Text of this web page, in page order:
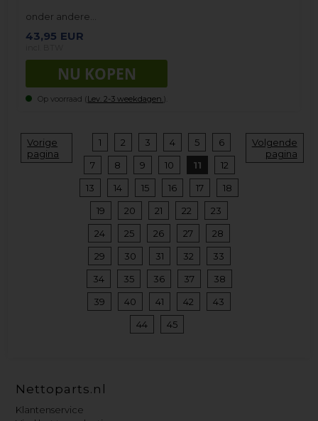
onder andere…
43,95 EUR
Op voorraad (Lev. 2-3 weekdagen. ).
Vorige
pagina
1 2 3 4 5
6
7
8 9 10 11
12
13
14 15 16 17
18
19
20 21 22
23
24
25 26 27
28
29
30 31 32
33
34
35 36 37
38
39
40 41 42
43
44
45
Volgende
pagina
Nettoparts.nl
Klantenservice